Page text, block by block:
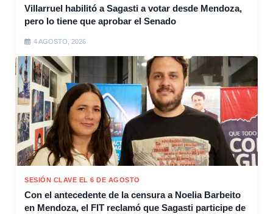
Villarruel habilitó a Sagasti a votar desde Mendoza,
pero lo tiene que aprobar el Senado
4 AGOSTO, 2026
SESIÓN CLAVE EL 6 DE AGOSTO
Con el antecedente de la censura a Noelia Barbeito
en Mendoza, el FIT reclamó que Sagasti participe de